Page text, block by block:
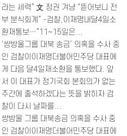
라는 세력” 文 정권 겨냥 “뜯어보니 전
부 분식회계” -검찰,이재명내달4일소
환재통보…”11~15일은...
‘쌍방울그룹 대북 송금’ 의혹을 수사 중
인 검찰이이재명더불어민주당 대표에
게 다음 달4일재소환을 통보했다. 앞
서 이 대표가 정기국회 본회의가 없는
주간에 출석하겠다는 뜻을 밝히자 검
찰이 다시 날짜를...
쌍방울 그룹 대북송금 의혹을 수사 중
인 검찰이이재명더불어민주당 대표에